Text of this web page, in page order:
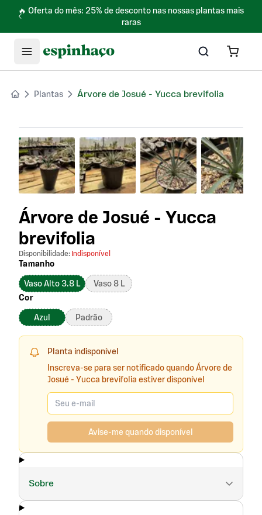
🔥 Oferta do mês: 25% de desconto nas nossas plantas mais
raras
Plantas Árvore de Josué - Yucca brevifolia
Product images gallery. Use arrow keys or click to
Árvore de Josué - Yucca
brevifolia
Disponibilidade: Indisponível
Tamanho
Vaso Alto 3.8 L Vaso 8 L
Cor
Azul Padrão
Planta indisponível
Inscreva-se para ser notificado quando Árvore de
Josué - Yucca brevifolia estiver disponível
Avise-me quando disponível
Sobre